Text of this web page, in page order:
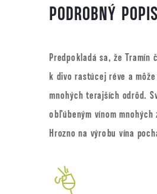
PODROBNÝ POPIS
Predpokladá sa, že Tramín
k divo rastúcej réve a
mnohých terajších odrôd.
obľúbeným vínom
Hrozno na výrobu vína